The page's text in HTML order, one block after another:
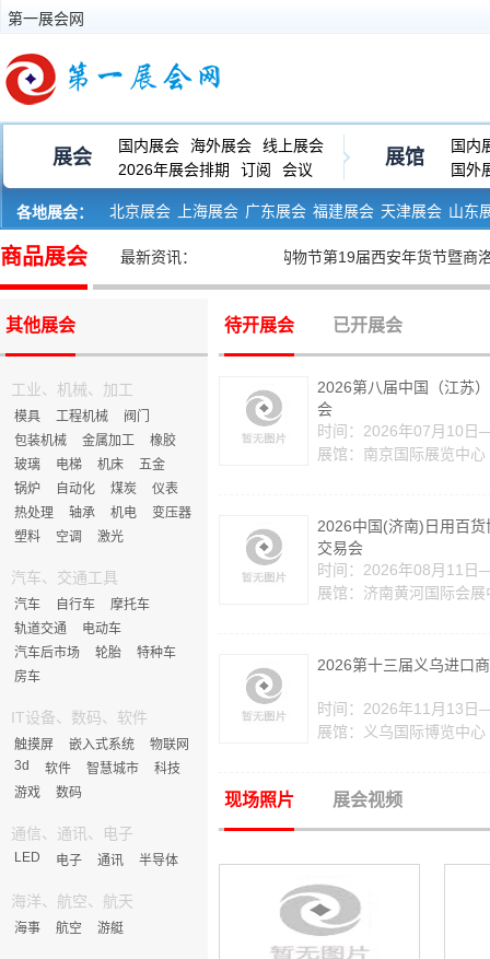
第一展会网
各地展会： 北京展会 上海展会 广东展会 福建展会 天津展会 山东
展会
国内展会 海外展会
线上展会
2026年展会排期
订阅 会议
展馆
国内
国外
商品展会 最新资讯：
• 2024陕西省新春年货购物节第19届西安年货节暨商洛
其他展会
工业、机械、加工
模具 工程机械
阀门
包装机械
金属加工
橡胶
玻璃
电梯 机床
五金
锅炉
自动化 煤炭
仪表
热处理
轴承 机电
变压器
塑料
空调 激光
汽车、交通工具
汽车 自行车
摩托车
轨道交通
电动车
汽车后市场
轮胎
特种车
房车
IT设备、数码、软件
触摸屏 嵌入式系统
物联网
3d
软件 智慧城市
科技
游戏
数码
通信、通讯、电子
LED 电子 通讯 半导体
海洋、航空、航天
海事 航空 游艇
待开展会 已开展会
2026第八届中国（江苏
会
时间：2026年07月10日
展馆：南京国际展览中心
2026中国(济南)日用百
交易会
时间：2026年08月11日
展馆：济南黄河国际会展
2026第十三届义乌进口
时间：2026年11月13日
展馆：义乌国际博览中心
现场照片 展会视频